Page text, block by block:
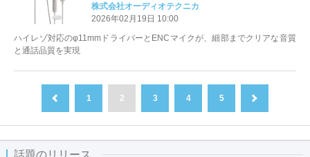
株式会社オーディオテクニカ
2026年02月19日 10:00
ハイレゾ対応のφ11mmドライバーとENCマイクが、細部までクリアな音質
と通話品質を実現
1 2 3 4 5
話題のリリース